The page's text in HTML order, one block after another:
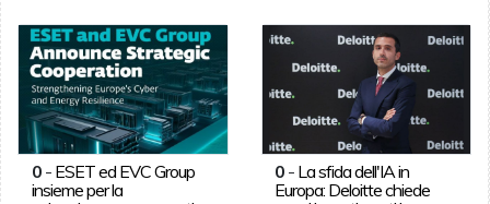
0- ESET ed EVC Group
insieme per la
0 - La sfida dell'IA in
Europa: Deloitte chiede